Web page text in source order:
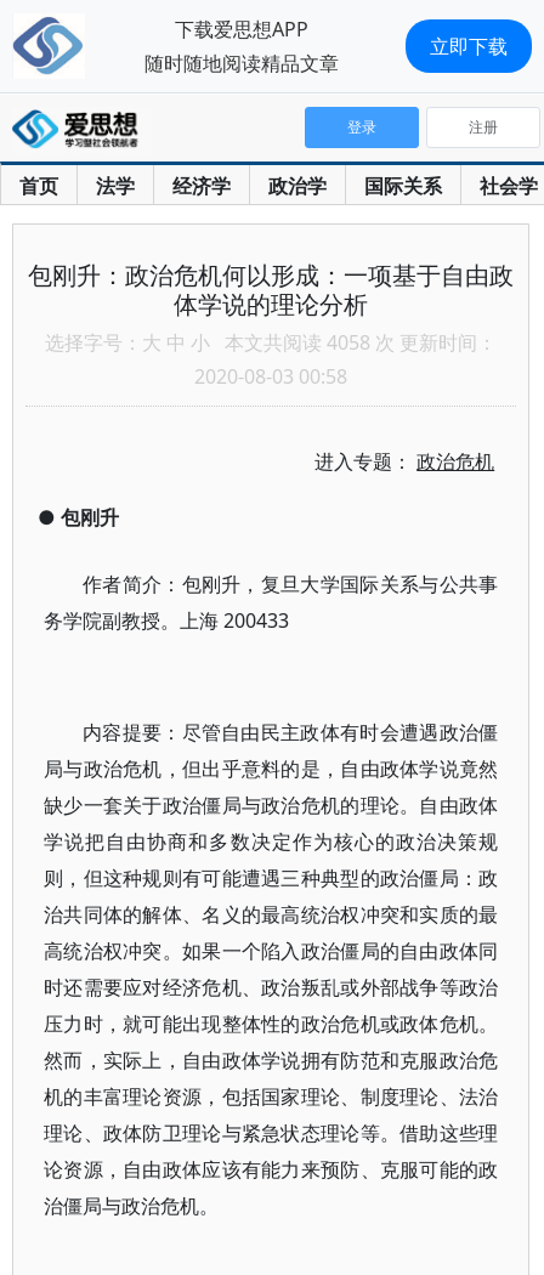
首页 法学 经济学 政治学 国际关系 社会学
登录 注册
包刚升：政治危机何以形成：一项基于自由政
体学说的理论分析
选择字号： 大 中 小 本文共阅读 4058 次 更新时间：
2020-08-03 00:58
进入专题：政治危机
● 包刚升
作者简介：包刚升，复旦大学国际关系与公共事
务学院副教授。上海 200433
内容提要：尽管自由民主政体有时会遭遇政治僵
局与政治危机，但出乎意料的是，自由政体学说竟然
缺少一套关于政治僵局与政治危机的理论。自由政体
学说把自由协商和多数决定作为核心的政治决策规
则，但这种规则有可能遭遇三种典型的政治僵局：政
治共同体的解体、名义的最高统治权冲突和实质的最
高统治权冲突。如果一个陷入政治僵局的自由政体同
时还需要应对经济危机、政治叛乱或外部战争等政治
压力时，就可能出现整体性的政治危机或政体危机。
然而，实际上，自由政体学说拥有防范和克服政治危
机的丰富理论资源，包括国家理论、制度理论、法治
理论、政体防卫理论与紧急状态理论等。借助这些理
论资源，自由政体应该有能力来预防、克服可能的政
治僵局与政治危机。
下载爱思想APP
随时随地阅读精品文章
立即下载